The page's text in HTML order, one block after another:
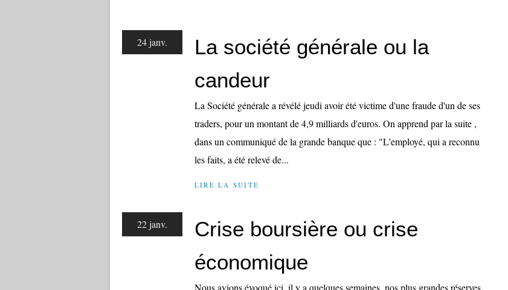
24 janv.
La société générale ou la
candeur
La Société générale a révélé jeudi avoir été victime d'une fraude d'un de ses
traders, pour un montant de 4,9 milliards d'euros. On apprend par la suite ,
dans un communiqué de la grande banque que : "L'employé, qui a reconnu
les faits, a été relevé de...
LIRE LA SUITE
22 janv.
Crise boursière ou crise
économique
Nous avions évoqué ici, il y a quelques semaines, nos plus grandes réserves